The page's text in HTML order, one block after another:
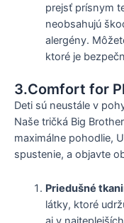
prejsť prísnym
neobsahujú
alergény.
ktoré je
3.Comfort for
Deti sú neustále v
Naše tričká Big
maximálne pohodlie,
spustenie, a objavte
Priedušné
látky, ktoré